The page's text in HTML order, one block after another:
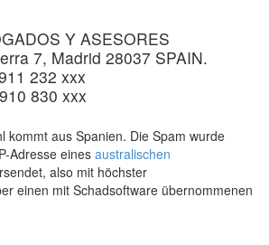
Y ASESORES
7, Madrid 28037 SPAIN.
232 xxx
830 xxx
kommt aus Spanien. Die Spam wurde
Adresse eines australischen
also mit höchster
einen mit Schadsoftware übernommenen